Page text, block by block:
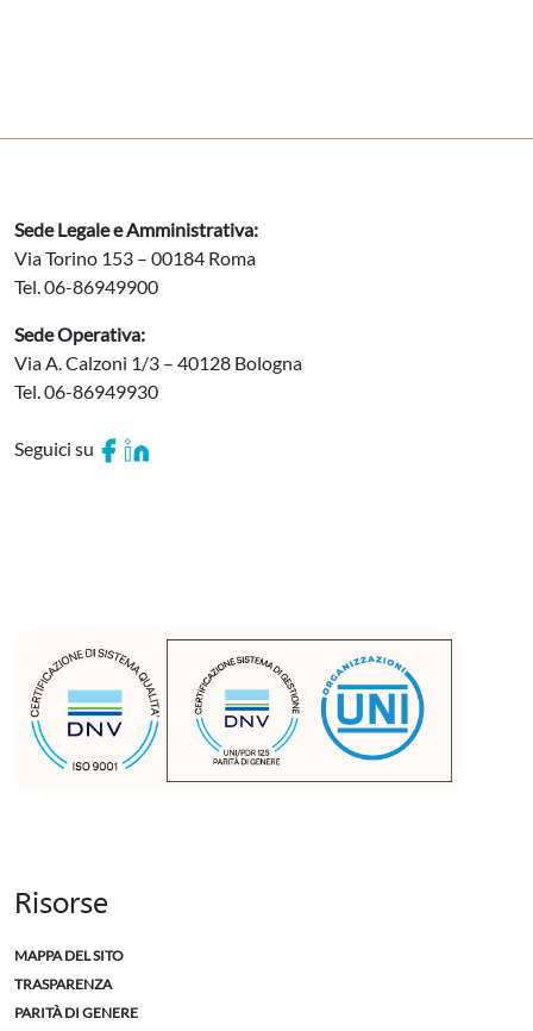
Sede Legale e Amministrativa:
Via Torino 153 – 00184 Roma
Tel. 06-86949900
Sede Operativa:
Via A. Calzoni 1/3 – 40128 Bologna
Tel. 06-86949930
Seguici su
Risorse
MAPPA DEL SITO
TRASPARENZA
PARITÀ DI GENERE